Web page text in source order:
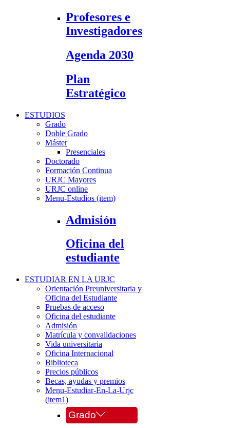
Profesores e
Investigadores
Agenda 2030
Plan
Estratégico
ESTUDIOS
Grado
Doble Grado
Máster
Presenciales
Doctorado
Formación Continua
URJC Mayores
URJC online
Menu-Estudios (item)
Admisión
Oficina del
estudiante
ESTUDIAR EN LA URJC
Orientación Preuniversitaria y
Oficina del Estudiante
Pruebas de acceso
Oficina del estudiante
Admisión
Matrícula y convalidaciones
Vida universitaria
Oficina Internacional
Biblioteca
Precios públicos
Becas, ayudas y premios
Menu-Estudiar-En-La-Urjc
(item1)
Grado